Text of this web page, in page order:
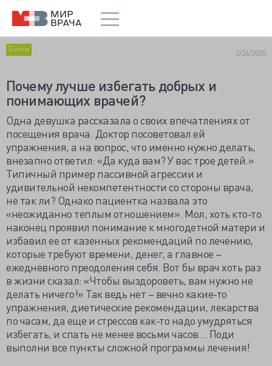
Блоги 2/26/2020
Почему лучше избегать добрых и
понимающих врачей?
Одна девушка рассказала о своих впечатлениях от
посещения врача. Доктор посоветовал ей
упражнения, а на вопрос, что именно нужно делать,
внезапно ответил: «Да куда вам? У вас трое детей.»
Типичный пример пассивной агрессии и
удивительной некомпетентности со стороны врача,
не так ли? Однако пациентка назвала это
«неожиданно теплым отношением». Мол, хоть кто-то
наконец проявил понимание к многодетной матери и
избавил ее от казенных рекомендаций по лечению,
которые требуют времени, денег, а главное –
ежедневного преодоления себя. Вот бы врач хоть раз
в жизни сказал: «Чтобы выздороветь, вам нужно не
делать ничего!» Так ведь нет – вечно какие-то
упражнения, диетические рекомендации, лекарства
по часам, да еще и стрессов как-то надо умудряться
избегать, и спать не менее восьми часов… Поди
выполни все пункты сложной программы лечения!